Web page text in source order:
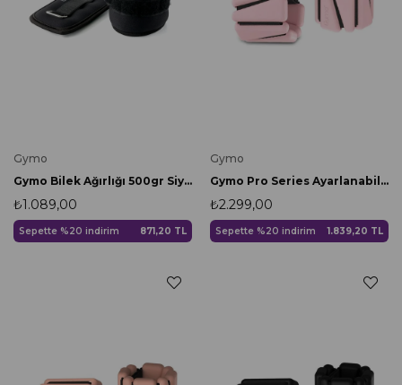
Gymo
Gymo Bilek Ağırlığı 500gr Siyah
₺1.089,00
Sepette %20 indirim 871,20 TL
Gymo
Gymo Pro Series Ayarlanabilir Silikon Bilek Ağırlığı 2x500gr Üçgen Pembe
₺2.299,00
Sepette %20 indirim 1.839,20 TL